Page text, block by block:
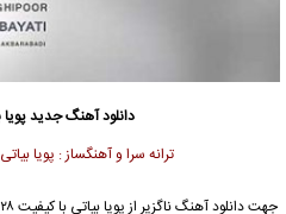
دانلود آهنگ جدید
ترانه سرا و آهنگساز : پویا
جهت دانلود آهنگ ناگزیر از پویا بیاتی